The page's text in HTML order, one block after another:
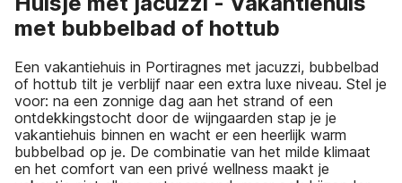
met bubbelbad of hottub
Een vakantiehuis in Portiragnes met jacuzzi, bubbelbad
of hottub tilt je verblijf naar een extra luxe niveau. Stel je
voor: na een zonnige dag aan het strand of een
ontdekkingstocht door de wijngaarden stap je je
vakantiehuis binnen en wacht er een heerlijk warm
bubbelbad op je. De combinatie van het milde klimaat
en het comfort van een privé wellness maakt je